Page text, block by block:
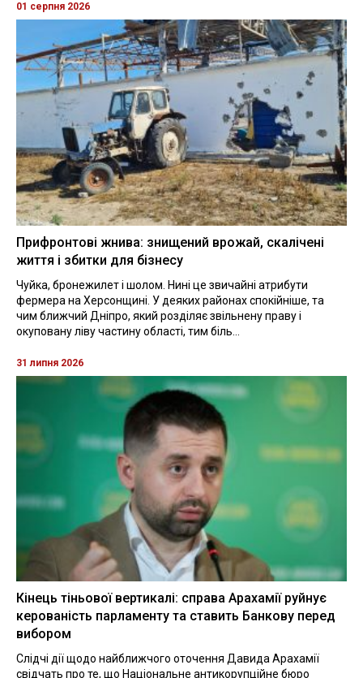
01 серпня 2026
Прифронтові жнива: знищений врожай, скалічені
життя і збитки для бізнесу
Чуйка, бронежилет і шолом. Нині це звичайні атрибути
фермера на Херсонщині. У деяких районах спокійніше, та
чим ближчий Дніпро, який розділяє звільнену праву і
окуповану ліву частину області, тим біль...
31 липня 2026
Кінець тіньової вертикалі: справа Арахамії руйнує
керованість парламенту та ставить Банкову перед
вибором
Слідчі дії щодо найближчого оточення Давида Арахамії
свідчать про те, що Національне антикорупційне бюро